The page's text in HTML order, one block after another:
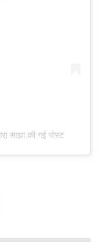
साझा की गई पोस्ट